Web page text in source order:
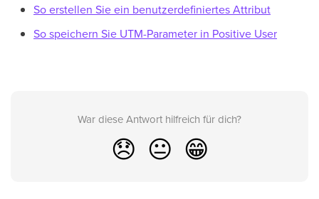
So erstellen Sie ein benutzerdefiniertes Attribut
So speichern Sie UTM-Parameter in Positive User
War diese Antwort hilfreich für dich?
😞 😐 😁